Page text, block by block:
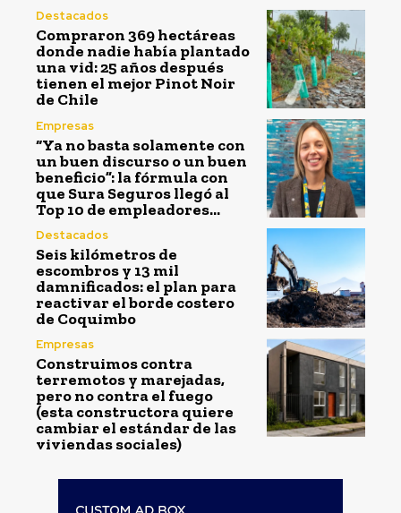
Destacados
Compraron 369 hectáreas
donde nadie había plantado
una vid: 25 años después
tienen el mejor Pinot Noir
de Chile
Empresas
“Ya no basta solamente con
un buen discurso o un buen
beneficio”: la fórmula con
que Sura Seguros llegó al
Top 10 de empleadores...
Destacados
Seis kilómetros de
escombros y 13 mil
damnificados: el plan para
reactivar el borde costero
de Coquimbo
Empresas
Construimos contra
terremotos y marejadas,
pero no contra el fuego
(esta constructora quiere
cambiar el estándar de las
viviendas sociales)